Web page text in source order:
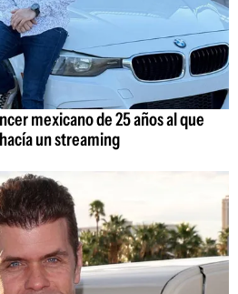
mexicano de 25 años al que
un streaming